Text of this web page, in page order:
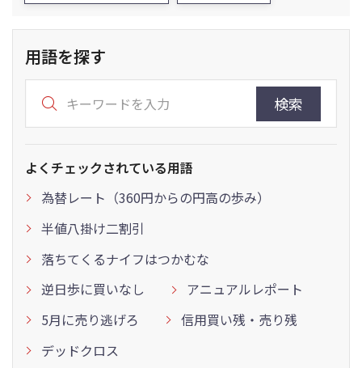
用語を探す
検索
よくチェックされている用語
為替レート（360円からの円高の歩み）
半値八掛け二割引
落ちてくるナイフはつかむな
逆日歩に買いなし
アニュアルレポート
5月に売り逃げろ
信用買い残・売り残
デッドクロス